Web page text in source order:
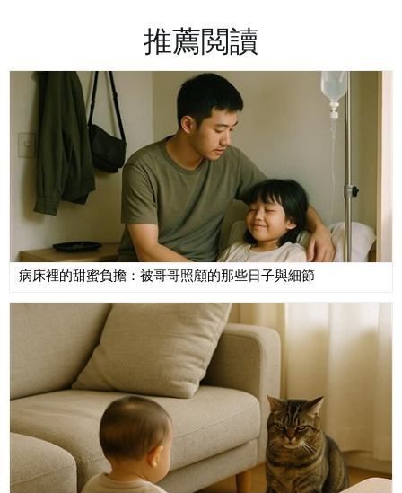
推薦閲讀
病床裡的甜蜜負擔：被哥哥照顧的那些日子與細節